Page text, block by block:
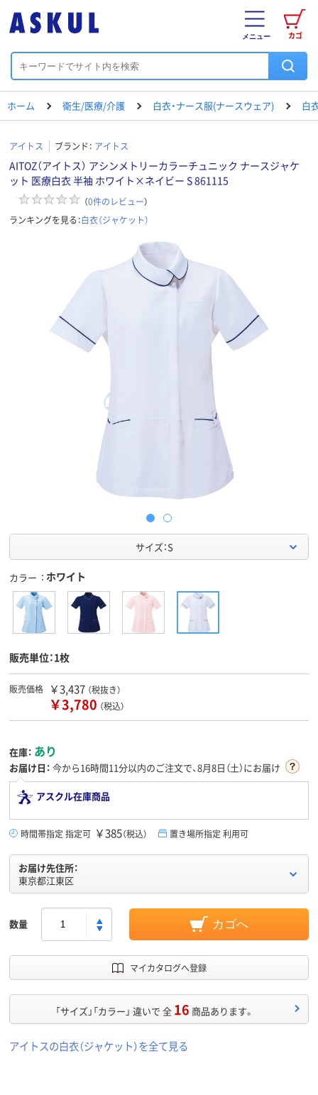
カゴ
メニュー
ホーム 衛生/医療/介護 白衣・ナース服(ナースウェア) 白
アイトス ブランド： アイトス
AITOZ（アイトス） アシンメトリーカラーチュニック ナースジャケ
ット 医療白衣 半袖 ホワイト×ネイビー S 861115
（0件のレビュー）
ランキングを見る：白衣（ジャケット）
サイズ：S
カラー ホワイト
販売単位：1枚
販売価格 ￥3,437 （税抜き）
￥3,780 （税込）
在庫： あり
お届け日： 今から16時間11分以内のご注文で、8月8日（土）にお届け
アスクル在庫商品
時間帯指定 指定可 ￥385（税込） 置き場所指定 利用可
お届け先住所：
東京都江東区
数量 カゴへ
マイカタログへ登録
「サイズ」「カラー」 違いで 全 16 商品あります。
アイトスの白衣（ジャケット）を全て見る